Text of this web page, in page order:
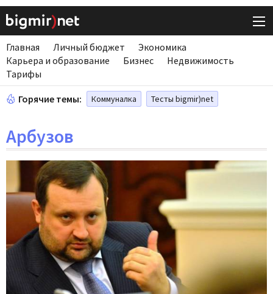
Главная Личный бюджет
Экономика
Карьера и образование
Бизнес
Недвижимость
Тарифы
Горячие темы: Коммуналка Тесты bigmir)net
Арбузов